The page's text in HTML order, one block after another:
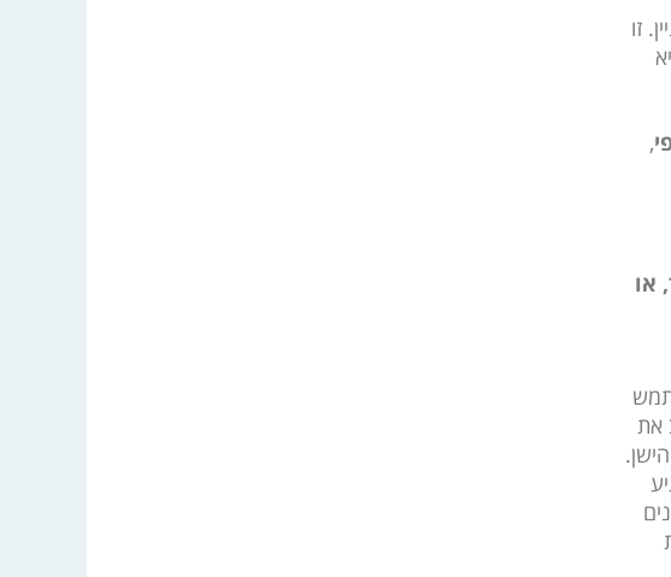
זו
,
או
את
מוכנים